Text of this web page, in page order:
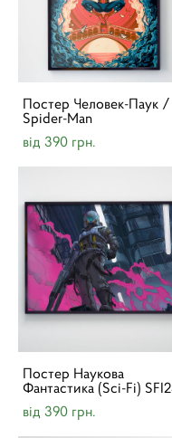
Постер Человек-Паук /
Spider-Man
від 390 грн.
Постер Наукова
Фантастика (Sci-Fi)
від 390 грн.